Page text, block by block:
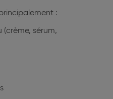
:
(crème, sérum,